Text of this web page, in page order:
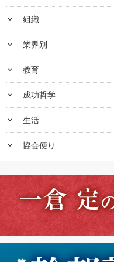
keyboard_arrow_down 組織
keyboard_arrow_down 業界別
keyboard_arrow_down 教育
keyboard_arrow_down 成功哲学
keyboard_arrow_down 生活
keyboard_arrow_down 協会便り